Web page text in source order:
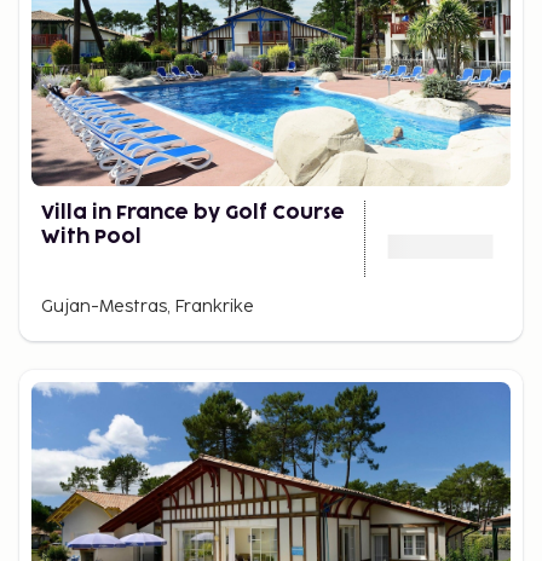
Villa in France by Golf Course
With Pool
Gujan-Mestras, Frankrike